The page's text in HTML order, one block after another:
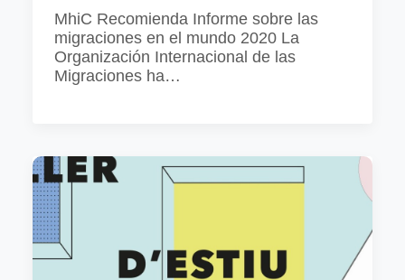
MhiC Recomienda Informe sobre las
migraciones en el mundo 2020 La
Organización Internacional de las
Migraciones ha…